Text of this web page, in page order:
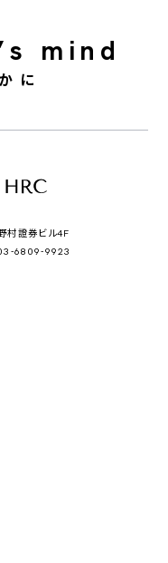
mind
に
村證券ビル4F
6809-9923